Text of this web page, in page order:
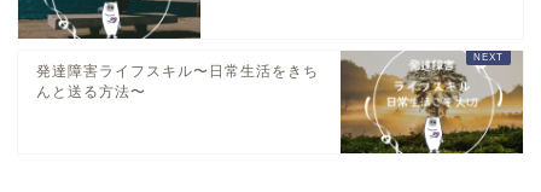
発達障害ライフスキル〜日常生活をきち
んと送る方法〜